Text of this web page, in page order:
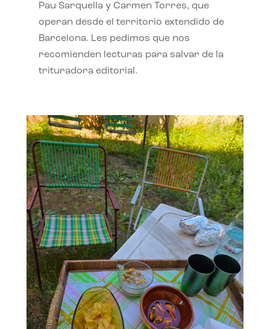
Pau Sarquella y Carmen Torres, que
operan desde el territorio extendido de
Barcelona. Les pedimos que nos
recomienden lecturas para salvar de la
trituradora editorial.